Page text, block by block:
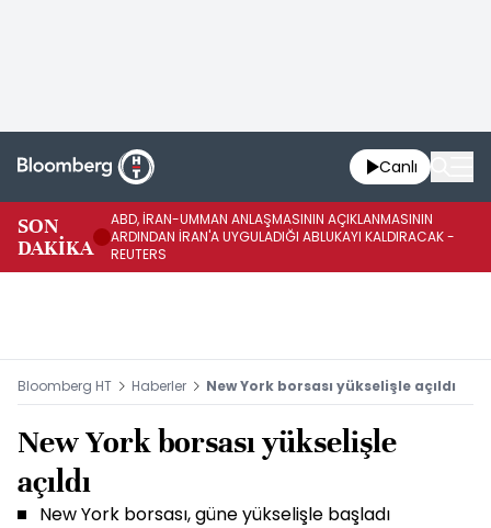
Canlı
SON
DAKİKA
ABD, İRAN-UMMAN ANLAŞMASININ AÇIKLANMASININ
ARDINDAN İRAN'A UYGULADIĞI ABLUKAYI KALDIRACAK -
REUTERS
Bloomberg HT Haberler New York borsası yükselişle açıldı
New York borsası yükselişle
açıldı
New York borsası, güne yükselişle başladı